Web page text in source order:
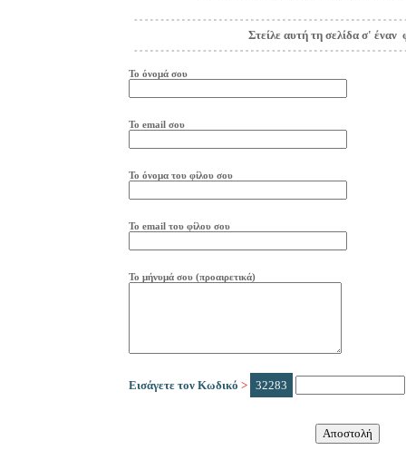
Στείλε αυτή τη σελίδα σ' έναν
Το όνομά σου
Το email σου
Το όνομα του φίλου σου
Το email του φίλου σου
Το μήνυμά σου (προαιρετικά)
Εισάγετε τον Κωδικό > 32283